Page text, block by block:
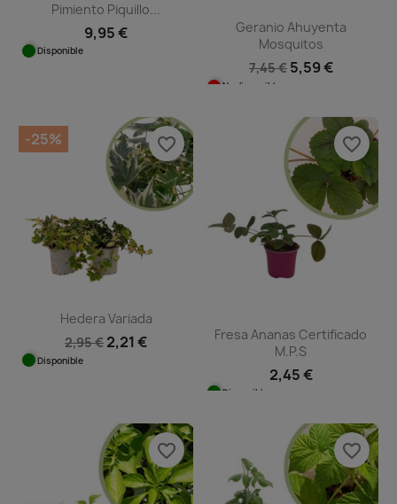
Pimiento Piquillo...
9,95 €
Disponible
Geranio Ahuyenta
Mosquitos
7,45 € 5,59 €
No disponible
Hedera Variada
2,95 € 2,21 €
Disponible
-25% favorite_border
Fresa Ananas Certificado
M.P.S
2,45 €
Disponible
favorite_border
favorite_border favorite_border